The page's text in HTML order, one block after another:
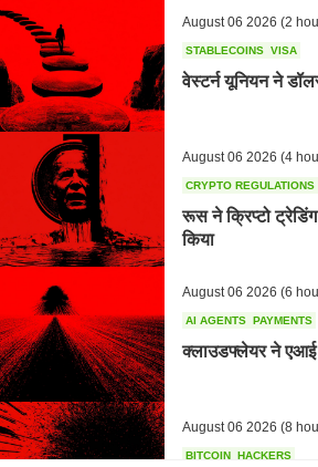
August 06 2026 (2
STABLECOINS VISA
वेस्टर्न यूनियन ने
August 06 2026 (4
CRYPTO REGULATIONS
रूस ने क्रिप्टो
किया
August 06 2026 (6
AI AGENTS PAYMENTS
क्लाउडफ्लेयर ने एआई
August 06 2026 (8
BITCOIN HACKERS